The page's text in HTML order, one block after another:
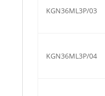
KGN36ML3P/03
KGN36ML3P/04